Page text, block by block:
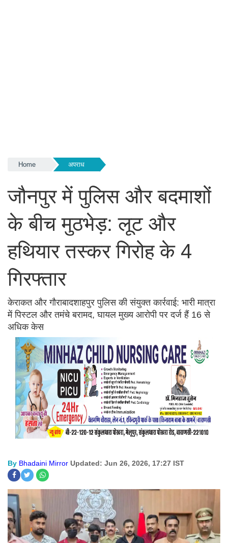
Home अपराध
जौनपुर में पुलिस और बदमाशों
के बीच मुठभेड़: लूट और
हथियार तस्कर गिरोह के 4
गिरफ्तार
केराकत और गौराबादशाहपुर पुलिस की संयुक्त कार्रवाई: भारी मात्रा
में पिस्टल और तमंचे बरामद, घायल मुख्य आरोपी पर दर्ज हैं 16 से
अधिक केस
By Bhadaini Mirror Updated: Jun 26, 2026, 17:27 IST